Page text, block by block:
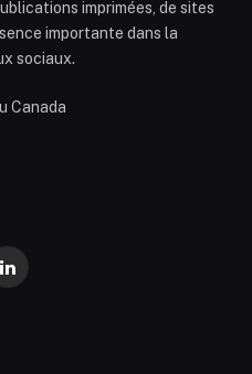
imprimées, de sites
importante dans la
sociaux.
Canada
LinkedIn